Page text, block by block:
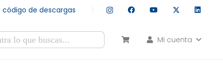
código de descargas
Mi cuenta